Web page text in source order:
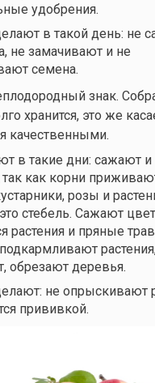
удобрения.
в такой день: не
не замачивают и не
семена.
знак.
хранится, это же
качественными.
в такие дни: сажают
так как корни
розы и
стебель. Сажают
растения и пряные
обрезают деревья.
не опрыскивают
прививкой.